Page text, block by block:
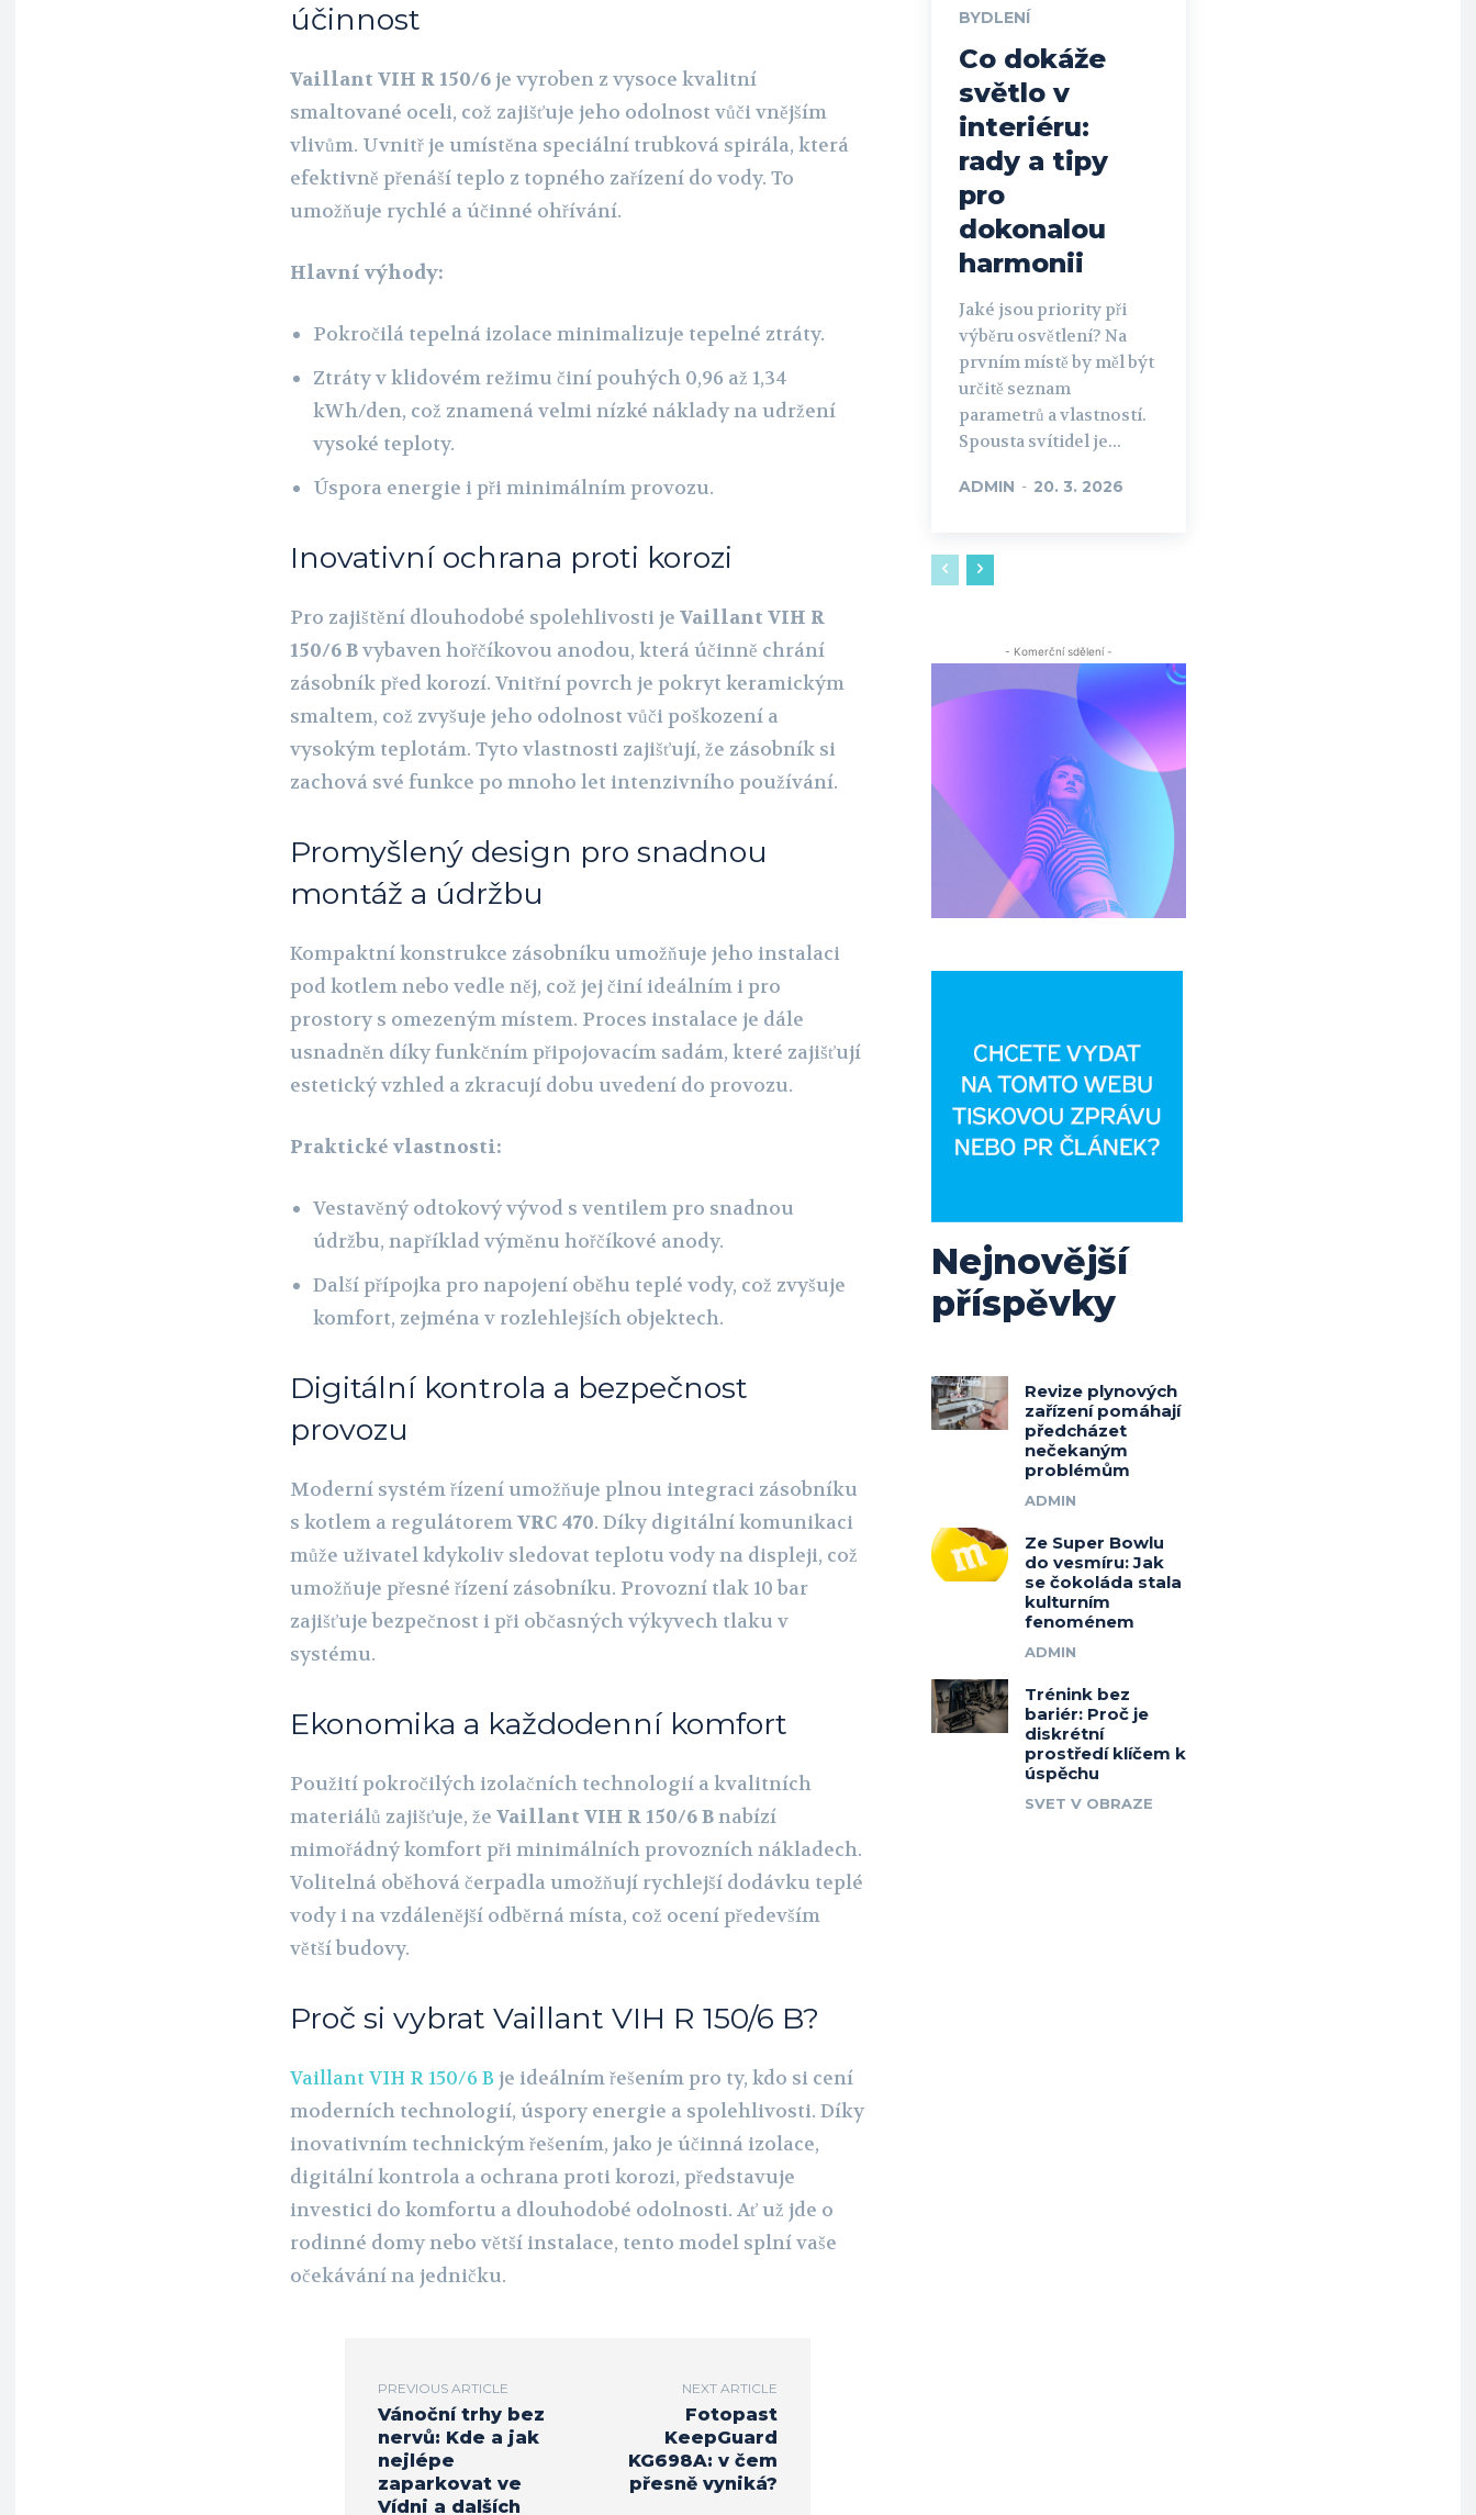
účinnost
Vaillant VIH R 150/6je vyroben z vysoce kvalitní
smaltované oceli, což zajišťuje jeho odolnost vůči vnějším
vlivům. Uvnitř je umístěna speciální trubková spirála, která
efektivně přenáší teplo z topného zařízení do vody. To
umožňuje rychlé a účinné ohřívání.
Hlavní výhody:
Pokročilá tepelná izolace minimalizuje tepelné ztráty.
Ztráty v klidovém režimu činí pouhých 0,96 až 1,34
kWh/den, což znamená velmi nízké náklady na udržení
vysoké teploty.
Úspora energie i při minimálním provozu.
Inovativní ochrana proti korozi
Pro zajištění dlouhodobé spolehlivosti je Vaillant VIH R
150/6 Bvybaven hořčíkovou anodou, která účinně chrání
zásobník před korozí. Vnitřní povrch je pokryt keramickým
smaltem, což zvyšuje jeho odolnost vůči poškození a
vysokým teplotám. Tyto vlastnosti zajišťují, že zásobník si
zachová své funkce po mnoho let intenzivního používání.
Promyšlený design pro snadnou
montáž a údržbu
Kompaktní konstrukce zásobníku umožňuje jeho instalaci
pod kotlem nebo vedle něj, což jej činí ideálním i pro
prostory s omezeným místem. Proces instalace je dále
usnadněn díky funkčním připojovacím sadám, které zajišťují
estetický vzhled a zkracují dobu uvedení do provozu.
Praktické vlastnosti:
Vestavěný odtokový vývod s ventilem pro snadnou
údržbu, například výměnu hořčíkové anody.
Další přípojka pro napojení oběhu teplé vody, což zvyšuje
komfort, zejména v rozlehlejších objektech.
Digitální kontrola a bezpečnost
provozu
Moderní systém řízení umožňuje plnou integraci zásobníku
s kotlem a regulátoremVRC 470. Díky digitální komunikaci
může uživatel kdykoliv sledovat teplotu vody na displeji, což
umožňuje přesné řízení zásobníku. Provozní tlak 10 bar
zajišťuje bezpečnost i při občasných výkyvech tlaku v
systému.
Ekonomika a každodenní komfort
Použití pokročilých izolačních technologií a kvalitních
materiálů zajišťuje, že Vaillant VIH R 150/6 Bnabízí
mimořádný komfort při minimálních provozních nákladech.
Volitelná oběhová čerpadla umožňují rychlejší dodávku teplé
vody i na vzdálenější odběrná místa, což ocení především
větší budovy.
Proč si vybrat Vaillant VIH R 150/6 B?
Vaillant VIH R 150/6 B je ideálním řešením pro ty, kdo si cení
moderních technologií, úspory energie a spolehlivosti. Díky
inovativním technickým řešením, jako je účinná izolace,
digitální kontrola a ochrana proti korozi, představuje
investici do komfortu a dlouhodobé odolnosti. Ať už jde o
rodinné domy nebo větší instalace, tento model splní vaše
očekávání na jedničku.
PREVIOUS ARTICLE
Vánoční trhy bez
nervů: Kde a jak
nejlépe
zaparkovat ve
Vídni a dalších
NEXT ARTICLE
Fotopast
KeepGuard
KG698A: v čem
přesně vyniká?
BYDLENÍ
Co dokáže
světlo v
interiéru:
rady a tipy
pro
dokonalou
harmonii
Jaké jsou priority při
výběru osvětlení? Na
prvním místě by měl být
určitě seznam
parametrů a vlastností.
Spousta svítidel je...
ADMIN - 20. 3. 2026
- Komerční sdělení -
Nejnovější
příspěvky
Revize plynových
zařízení pomáhají
předcházet
nečekaným
problémům
ADMIN
Ze Super Bowlu
do vesmíru: Jak
se čokoláda stala
kulturním
fenoménem
ADMIN
Trénink bez
bariér: Proč je
diskrétní
prostředí klíčem k
úspěchu
SVET V OBRAZE